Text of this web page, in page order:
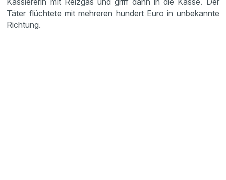
Täter flüchtete mit mehreren hundert Euro in unbekannte
Richtung.